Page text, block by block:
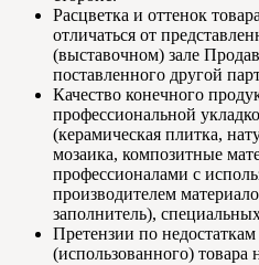
Расцветка и оттенок
отличаться от
(выставочном) зале
поставленного другой
Качество конечного
профессиональной
(керамическая плитка,
мозаика, композитные
профессионалами с
производителем
заполнитель),
Претензии по
(использованного)